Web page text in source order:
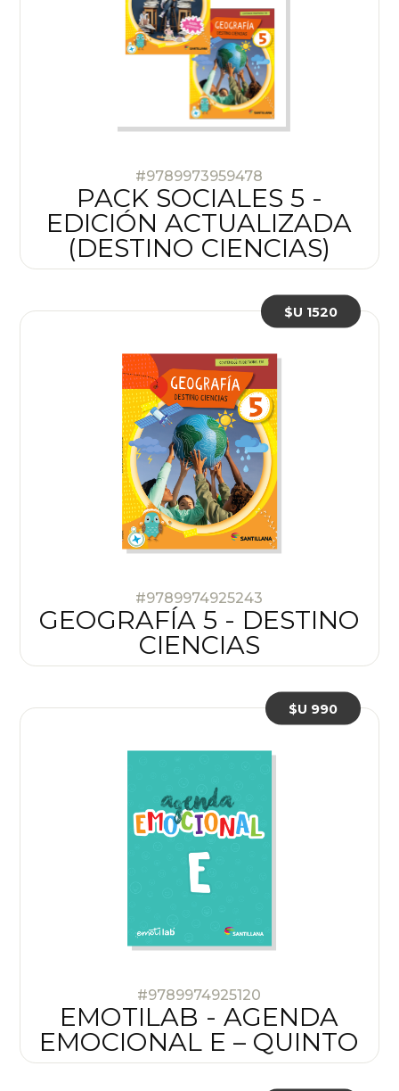
#9789973959478
PACK SOCIALES 5 -
EDICIÓN ACTUALIZADA
(DESTINO CIENCIAS)
#9789974925243
GEOGRAFÍA 5 - DESTINO
CIENCIAS
$U 1520
#9789974925120
EMOTILAB - AGENDA
EMOCIONAL E – QUINTO
$U 990